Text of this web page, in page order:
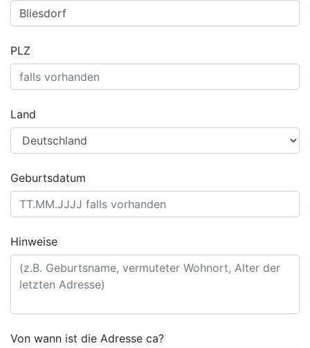
PLZ
Land
Geburtsdatum
Hinweise
Von wann ist die Adresse ca?